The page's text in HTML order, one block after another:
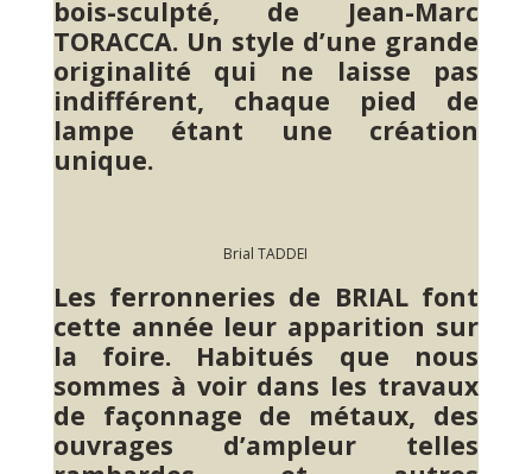
bois-sculpté, de Jean-Marc
TORACCA. Un style d’une grande
originalité qui ne laisse pas
indifférent, chaque pied de
lampe étant une création
unique.
Brial TADDEI
Les ferronneries de BRIAL font
cette année leur apparition sur
la foire. Habitués que nous
sommes à voir dans les travaux
de façonnage de métaux, des
ouvrages d’ampleur telles